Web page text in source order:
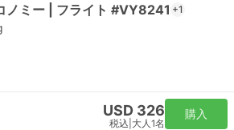
ノミー | フライト #VY8241 +1
USD 326
税込 大人1名
購入